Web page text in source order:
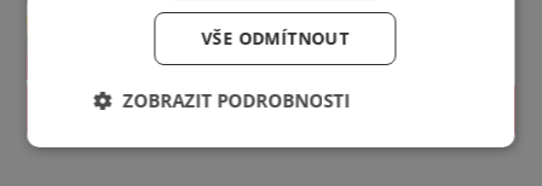
PROLISTOVAT
VŠE ODMÍTNOUT
ZOBRAZIT PODROBNOSTI